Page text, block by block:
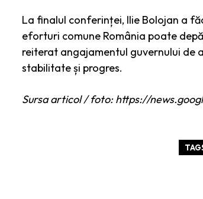
La finalul conferinței, Ilie Bolojan a
eforturi comune România poate
reiterat angajamentul guvernului de
stabilitate și progres.
Sursa articol / foto: https://